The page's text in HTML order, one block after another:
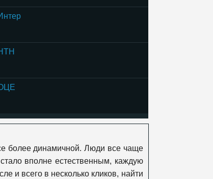
365 дней
более динамичной. Люди все чаще
вполне естественным, каждую
и всего в несколько кликов, найти